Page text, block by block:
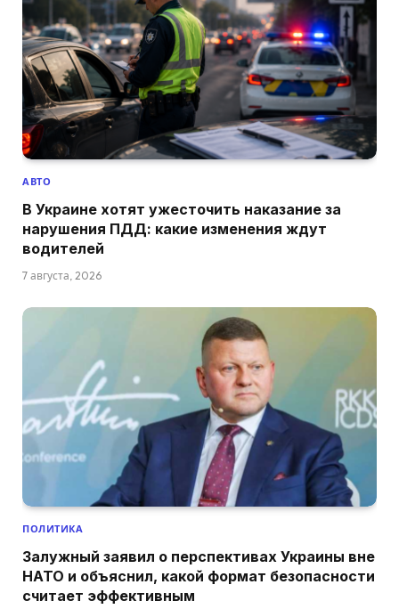
АВТО
В Украине хотят ужесточить наказание за
нарушения ПДД: какие изменения ждут
водителей
7 августа, 2026
ПОЛИТИКА
Залужный заявил о перспективах Украины вне
НАТО и объяснил, какой формат безопасности
считает эффективным